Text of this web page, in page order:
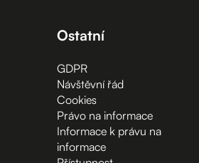
Ostatní
GDPR
Návštěvní řád
Cookies
Právo na informace
Informace k právu na
informace